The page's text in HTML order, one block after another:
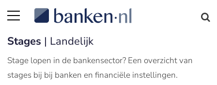
Stages | Landelijk
Stage lopen in de bankensector? Een overzicht van
stages bij bij banken en financiële instellingen.